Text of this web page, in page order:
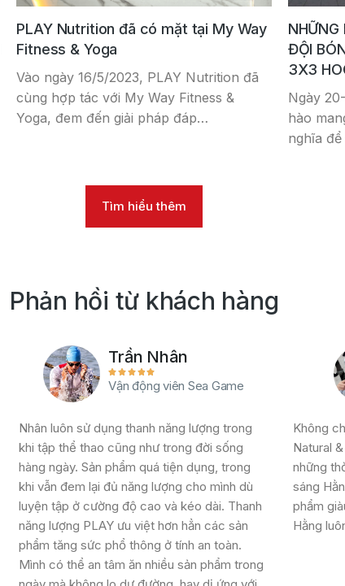
PLAY Nutrition đã có mặt tại My Way
Fitness & Yoga
Vào ngày 16/5/2023, PLAY Nutrition đã
cùng hợp tác với My Way Fitness &
Yoga, đem đến giải pháp đáp…
NHỮNG
ĐỘI
3X3
Ngày
hào
nghĩa
Tìm hiểu thêm
Phản hồi từ khách hàng
Trần Nhân
  
Vận động viên Sea Game
Nhân luôn sử dụng thanh năng lượng trong
khi tập thể thao cũng như trong đời sống
hàng ngày. Sản phẩm quá tiện dụng, trong
khi vẫn đem lại đủ năng lượng cho mình dù
luyện tập ở cường độ cao và kéo dài. Thanh
năng lượng PLAY ưu việt hơn hẳn các sản
phẩm tăng sức phổ thông ở tính an toàn.
Mình có thể an tâm ăn nhiều sản phẩm trong
Không
Natural
những
sáng
phẩm
Hằng